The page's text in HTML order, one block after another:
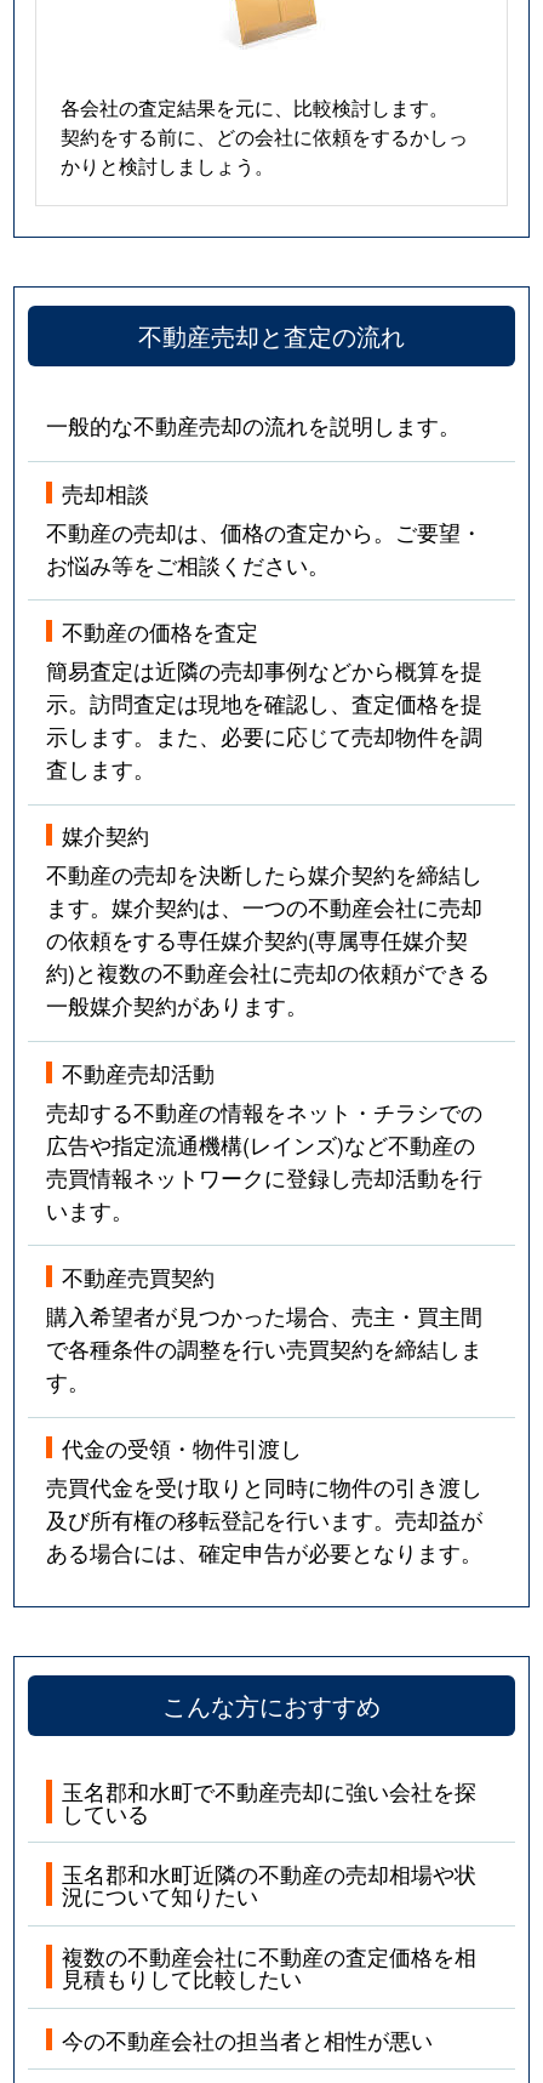
各会社の査定結果を元に、比較検討します。
契約をする前に、どの会社に依頼をするかしっ
かりと検討しましょう。
不動産売却と査定の流れ
一般的な不動産売却の流れを説明します。
売却相談
不動産の売却は、価格の査定から。ご要望・
お悩み等をご相談ください。
不動産の価格を査定
簡易査定は近隣の売却事例などから概算を提
示。訪問査定は現地を確認し、査定価格を提
示します。また、必要に応じて売却物件を調
査します。
媒介契約
不動産の売却を決断したら媒介契約を締結し
ます。媒介契約は、一つの不動産会社に売却
の依頼をする専任媒介契約(専属専任媒介契
約)と複数の不動産会社に売却の依頼ができる
一般媒介契約があります。
不動産売却活動
売却する不動産の情報をネット・チラシでの
広告や指定流通機構(レインズ)など不動産の
売買情報ネットワークに登録し売却活動を行
います。
不動産売買契約
購入希望者が見つかった場合、売主・買主間
で各種条件の調整を行い売買契約を締結しま
す。
代金の受領・物件引渡し
売買代金を受け取りと同時に物件の引き渡し
及び所有権の移転登記を行います。売却益が
ある場合には、確定申告が必要となります。
こんな方におすすめ
玉名郡和水町で不動産売却に強い会社を探
している
玉名郡和水町近隣の不動産の売却相場や状
況について知りたい
複数の不動産会社に不動産の査定価格を相
見積もりして比較したい
今の不動産会社の担当者と相性が悪い